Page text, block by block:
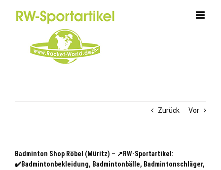
Zurück Vor
Badminton Shop Röbel (Müritz) – ↗️RW-Sportartikel:
✔️Badmintonbekleidung, Badmintonbälle, Badmintonschläger,